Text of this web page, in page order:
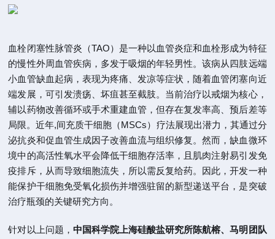
血栓闭塞性脉管炎（TAO）是一种以血管炎症和血栓形成为特征
的慢性外周血管疾病，多发于吸烟的年轻男性。该病从四肢远端
小血管缺血起病，表现为疼痛、发凉等症状，随着血管闭塞向近
端发展，可引发溃疡、坏疽甚至截肢。当前治疗以戒烟为核心，
辅以药物改善循环或手术重建血管，但存在复发率高、预后差等
局限。近年,间充质干细胞（MSCs）疗法展现出潜力，其通过分
泌抗炎和促血管生成因子改善血流与组织修复。然而，缺血微环
境中的高活性氧水平会降低干细胞存活率，且肌肉注射易引发免
疫排斥，从而导致细胞流失，所以需反复给药。因此，开发一种
能保护干细胞免受氧化损伤并增强驻留的新型递送平台，是突破
治疗瓶颈的关键研究方向。
针对以上问题， 中国科学院上海硅酸盐研究所陈航榕、马明团队